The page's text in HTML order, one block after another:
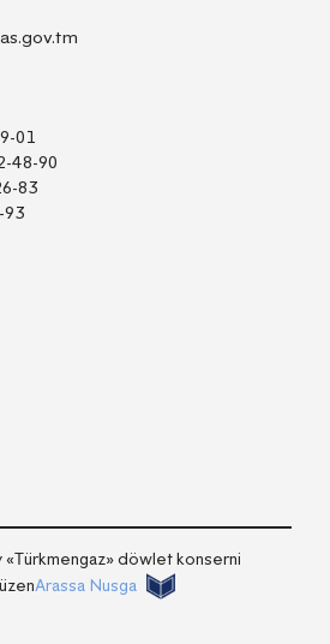
01
48-90
83
93
«Тürkmengaz» döwlet konserni
Arassa Nusga